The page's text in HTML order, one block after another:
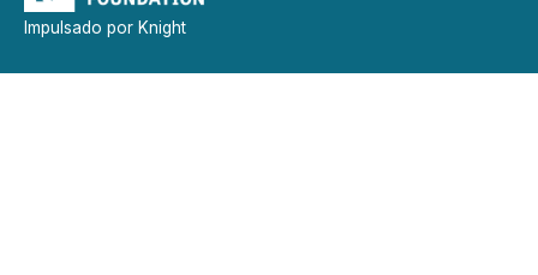
Impulsado por Knight